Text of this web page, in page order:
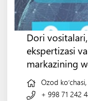
Dori
ekspertizasi
markazining
Ozod
+ 998 71 242